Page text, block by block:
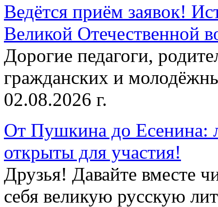
Ведётся приём заявок!
Великой Отечественной
Дорогие педагоги,
гражданских и
02.08.2026 г.
От Пушкина до Есенина:
открыты для участия!
Друзья! Давайте вместе
себя великую русскую